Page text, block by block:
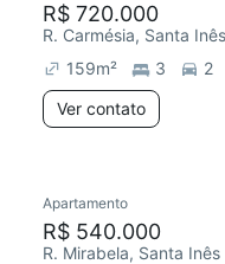
R$ 720.000
R. Carmésia, Santa Inês
159m² 3
2
Ver contato
Redecorar
Apartamento
R$ 540.000
R. Mirabela, Santa Inês